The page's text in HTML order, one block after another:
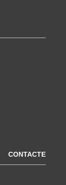
CONTACTE